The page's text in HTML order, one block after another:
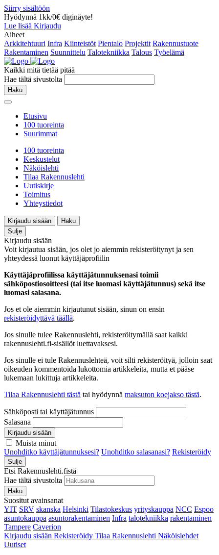
Siirry sisältöön
Hyödynnä 1kk/0€ diginäyte!
Lue lisää Kirjaudu
Aiheet
Arkkitehtuuri Infra Kiinteistöt Pientalo Projektit Rakennustuote
Rakentaminen Suunnittelu Talotekniikka Talous Työelämä
Kaikki mitä tietää pitää
Hae tältä sivustolta
Haku
Etusivu
100 tuoreinta
Suurimmat
100 tuoreinta
Keskustelut
Näköislehti
Tilaa Rakennuslehti
Uutiskirje
Toimitus
Yhteystiedot
Kirjaudu sisään
Haku
Sulje
Kirjaudu sisään
Voit kirjautua sisään, jos olet jo aiemmin rekisteröitynyt ja sen
yhteydessä luonut käyttäjäprofiilin
Käyttäjäprofiilissa käyttäjätunnuksenasi toimii
sähköpostiosoitteesi (tai itse luomasi käyttäjätunnus) sekä itse
luomasi salasana.
Jos et ole aiemmin kirjautunut sisään, sinun on ensin
rekisteröidyttävä täällä.
Jos sinulle tulee Rakennuslehti, rekisteröitymällä saat kaikki
rakennuslehti.fi-sisällöt luettavaksesi.
Jos sinulle ei tule Rakennuslehteä, voit silti rekisteröityä, jolloin saat
oikeuden kommentoida lukottomia artikkeleita, mutta et pääse
lukemaan lukittuja artikkeleita.
Tilaa Rakennuslehti tästä tai hyödynnä maksuton koejakso tästä.
Sähköposti tai käyttäjätunnus
Salasana
Kirjaudu sisään
Muista minut
Unohditko käyttäjätunnuksesi? Unohditko salasanasi? Rekisteröidy
Sulje
Etsi Rakennuslehti.fistä
Hae tältä sivustolta
Haku
Suositut avainsanat
YIT SRV skanska Helsinki Tilastokeskus yrityskauppa NCC Espoo
asuntokauppa asuntorakentaminen Infra talotekniikka rakentaminen
Tampere Caverion
Kirjaudu sisään Rekisteröidy Tilaa Rakennuslehti Näköislehdet
Uutiset